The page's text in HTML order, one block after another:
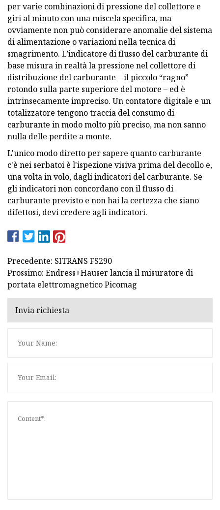
per varie combinazioni di pressione del collettore e
giri al minuto con una miscela specifica, ma
ovviamente non può considerare anomalie del sistema
di alimentazione o variazioni nella tecnica di
smagrimento. L’indicatore di flusso del carburante di
base misura in realtà la pressione nel collettore di
distribuzione del carburante – il piccolo “ragno”
rotondo sulla parte superiore del motore – ed è
intrinsecamente impreciso. Un contatore digitale e un
totalizzatore tengono traccia del consumo di
carburante in modo molto più preciso, ma non sanno
nulla delle perdite a monte.
L'unico modo diretto per sapere quanto carburante
c'è nei serbatoi è l'ispezione visiva prima del decollo e,
una volta in volo, dagli indicatori del carburante. Se
gli indicatori non concordano con il flusso di
carburante previsto e non hai la certezza che siano
difettosi, devi credere agli indicatori.
Precedente: SITRANS FS290
Prossimo: Endress+Hauser lancia il misuratore di
portata elettromagnetico Picomag
Invia richiesta